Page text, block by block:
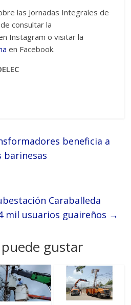
las Jornadas Integrales de
consultar la
Instagram o visitar la
en Facebook.
beneficia a
barinesas
Caraballeda
mil usuarios guaireños →
gustar